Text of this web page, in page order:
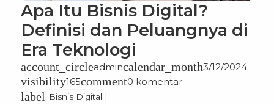
Apa Itu Bisnis Digital?
Definisi dan Peluangnya di
Era Teknologi
account_circleadmincalendar_month3/12/2024
visibility165comment0 komentar
label Bisnis Digital